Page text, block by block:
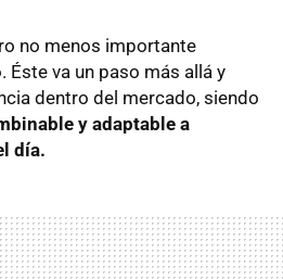
no menos importante
va un paso más allá y
dentro del mercado, siendo
y adaptable a
día.